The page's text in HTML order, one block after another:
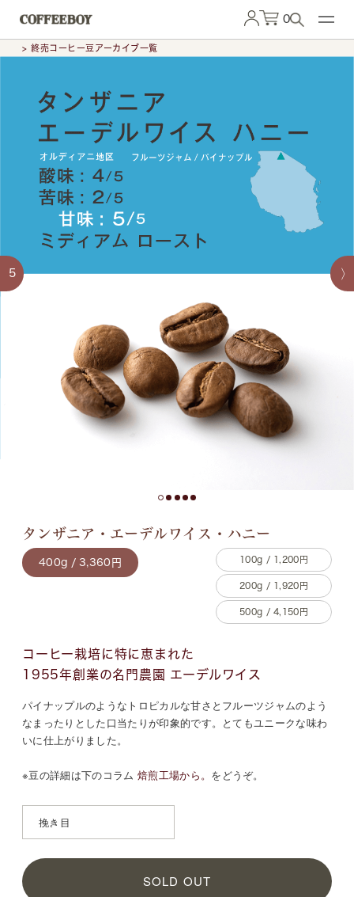
0
> 終売コーヒー豆アーカイブ一覧
5
タンザニア・エーデルワイス・ハニー
100g / 1,200円
200g / 1,920円
400g / 3,360円
500g / 4,150円
コーヒー栽培に特に恵まれた
1955年創業の名門農園 エーデルワイス
パイナップルのようなトロピカルな甘さとフルーツジャムのよう
なまったりとした口当たりが印象的です。とてもユニークな味わ
いに仕上がりました。
※豆の詳細は下のコラム 焙煎工場から。 をどうぞ。
SOLD OUT